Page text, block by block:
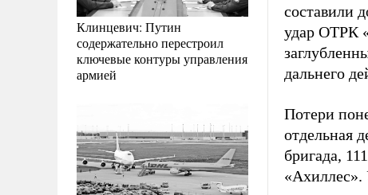
Клинцевич: Путин
содержательно перестроил
ключевые контуры управления
армией
составили
удар ОТРК
дальнего
Потери
отдельная
бригада,
«Ахиллес».